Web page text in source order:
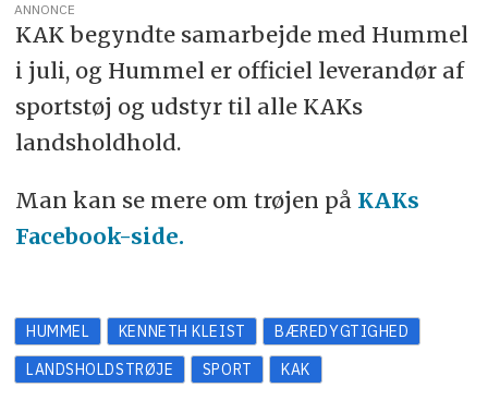
ANNONCE
KAK begyndte samarbejde med Hummel
i juli, og Hummel er officiel leverandør af
sportstøj og udstyr til alle KAKs
landsholdhold.
Man kan se mere om trøjen på KAKs
Facebook-side.
HUMMEL KENNETH KLEIST
BÆREDYGTIGHED
LANDSHOLDSTRØJE
SPORT KAK